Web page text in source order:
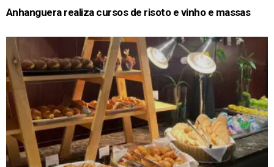
Anhanguera realiza cursos de risoto e vinho e massas